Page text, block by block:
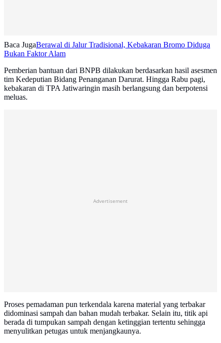
Baca JugaBerawal di Jalur Tradisional, Kebakaran Bromo Diduga
Bukan Faktor Alam
Pemberian bantuan dari BNPB dilakukan berdasarkan hasil asesmen
tim Kedeputian Bidang Penanganan Darurat. Hingga Rabu pagi,
kebakaran di TPA Jatiwaringin masih berlangsung dan berpotensi
meluas.
Advertisement
Proses pemadaman pun terkendala karena material yang terbakar
didominasi sampah dan bahan mudah terbakar. Selain itu, titik api
berada di tumpukan sampah dengan ketinggian tertentu sehingga
menyulitkan petugas untuk menjangkaunya.